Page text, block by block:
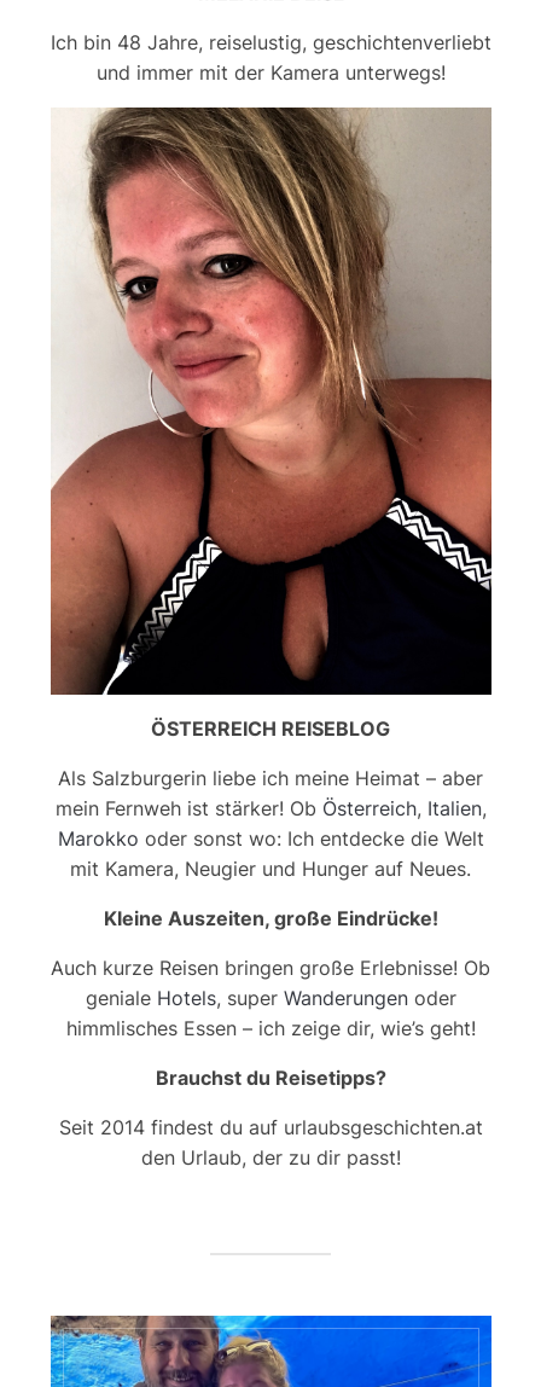
Ich bin 48 Jahre, reiselustig, geschichtenverliebt
und immer mit der Kamera unterwegs!
ÖSTERREICH REISEBLOG
Als Salzburgerin liebe ich meine Heimat – aber
mein Fernweh ist stärker! Ob Österreich, Italien,
Marokko oder sonst wo: Ich entdecke die Welt
mit Kamera, Neugier und Hunger auf Neues.
Kleine Auszeiten, große Eindrücke!
Auch kurze Reisen bringen große Erlebnisse! Ob
geniale Hotels, super Wanderungenoder
himmlisches Essen – ich zeige dir, wie’s geht!
Brauchst du Reisetipps?
Seit 2014 findest du auf urlaubsgeschichten.at
den Urlaub, der zu dir passt!